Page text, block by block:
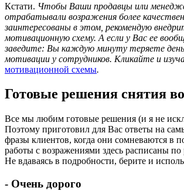
Кстати. Чтобы Ваши продавцы или
отрабатывали возражения более
заинтересованы в этом, рекомендую
мотивационную схему. А если у Вас ее
заведите: Вы каждую минуту теряете
мотивации у сотрудников. Кликайте и
мотивационной схемы.
Готовые решения снятия
Все мы любим готовые решения (и я не
Поэтому приготовил для Вас ответы на
фразы клиентов, когда они сомневаются в
работы с возражениями здесь расписаны
Не вдаваясь в подробности, берите и
- Очень дорого